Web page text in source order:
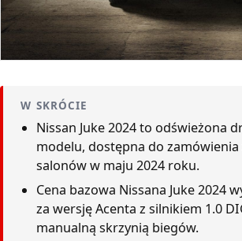
W SKRÓCIE
Nissan Juke 2024 to odświeżona
modelu, dostępna do
salonów w maju 2024 roku.
Cena bazowa Nissana Juke 2024
za wersję Acenta z silnikiem 1.0
manualną skrzynią biegów.